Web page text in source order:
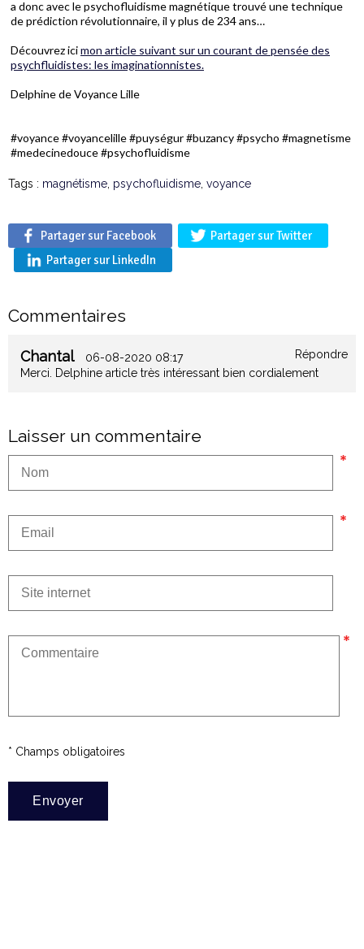
a donc avec le psychofluidisme magnétique trouvé une technique
de prédiction révolutionnaire, il y plus de 234 ans…
Découvrez icimon article suivant sur un courant de pensée des
psychfluidistes: les imaginationnistes.
Delphine de Voyance Lille
#voyance #voyancelille #puységur #buzancy #psycho #magnetisme
#medecinedouce #psychofluidisme
Tags : magnétisme psychofluidisme voyance
Partager sur Facebook
Partager sur Twitter
Partager sur LinkedIn
Commentaires
Chantal 06-08-2020 08:17
Répondre
Merci. Delphine article très intéressant bien cordialement
Laisser un commentaire
* Champs obligatoires